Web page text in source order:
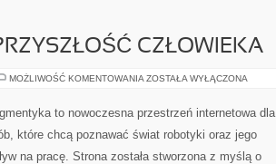
CZŁOWIEKA
MOŻLIWOŚĆ KOMENTOWANIA TRANSHUMANIZM
CZŁOWIEKA
ZOSTAŁA WYŁĄCZONA
to nowoczesna przestrzeń internetowa dla
które chcą poznawać świat robotyki oraz jego
na pracę. Strona została stworzona z myślą o